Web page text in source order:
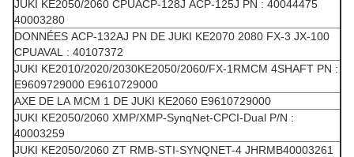
JUKI KE2050/2060 CPUACP-128J ACP-125J PN : 40044475
40003280
DONNÉES ACP-132AJ PN DE JUKI KE2070 2080 FX-3 JX-100
CPUAVAL : 40107372
JUKI KE2010/2020/2030KE2050/2060/FX-1RMCM 4SHAFT PN :
E9609729000 E9610729000
AXE DE LA MCM 1 DE JUKI KE2060 E9610729000
JUKI KE2050/2060 XMP/XMP-SynqNet-CPCI-Dual P/N :
40003259
JUKI KE2050/2060 ZT RMB-STI-SYNQNET-4 JHRMB40003261